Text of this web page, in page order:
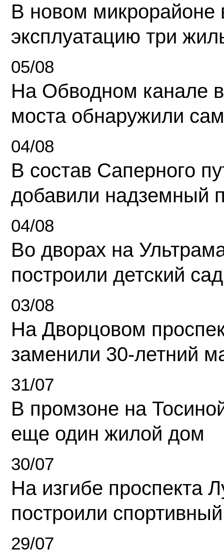
В новом микрорайоне
эксплуатацию три
05/08
На Обводном канале
моста обнаружили
04/08
В состав Саперного
добавили надземный
04/08
Во дворах на
построили детский сад
03/08
На Дворцовом
заменили 30-летний
31/07
В промзоне на
еще один жилой дом
30/07
На изгибе проспекта
построили
29/07